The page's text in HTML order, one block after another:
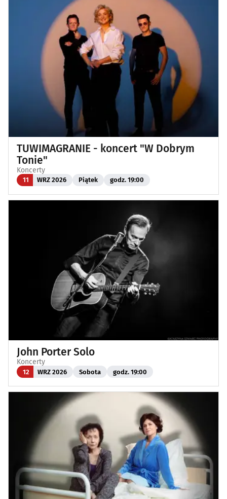
TUWIMAGRANIE - koncert "W Dobrym
Tonie"
Koncerty
11 WRZ 2026 Piątek godz. 19:00
John Porter Solo
Koncerty
12 WRZ 2026 Sobota godz. 19:00